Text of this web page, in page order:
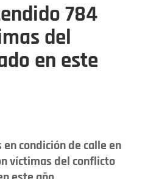
784
del
en este
condición de calle en
víctimas del conflicto